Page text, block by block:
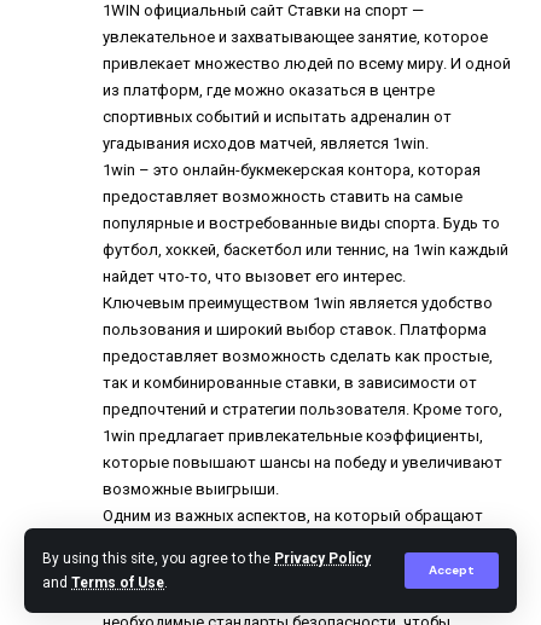
By using this site, you agree to the Privacy Policy
and Terms of Use.
Accept
1WIN официальный сайт Ставки на спорт —
увлекательное и захватывающее занятие, которое
привлекает множество людей по всему миру. И одной
из платформ, где можно оказаться в центре
спортивных событий и испытать адреналин от
угадывания исходов матчей, является 1win.
1win – это онлайн-букмекерская контора, которая
предоставляет возможность ставить на самые
популярные и востребованные виды спорта. Будь то
футбол, хоккей, баскетбол или теннис, на 1win каждый
найдет что-то, что вызовет его интерес.
Ключевым преимуществом 1win является удобство
пользования и широкий выбор ставок. Платформа
предоставляет возможность сделать как простые,
так и комбинированные ставки, в зависимости от
предпочтений и стратегии пользователя. Кроме того,
1win предлагает привлекательные коэффициенты,
которые повышают шансы на победу и увеличивают
возможные выигрыши.
Одним из важных аспектов, на который обращают
надежность платформы. 1win осуществляет
лицензионную деятельность и соблюдает все